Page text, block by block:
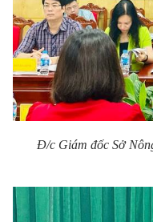
Đ/c Giám đốc Sở